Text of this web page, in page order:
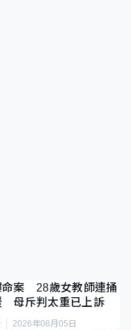
命案 28歲女教師連捅
母斥判太重已上訴
2026年08月05日